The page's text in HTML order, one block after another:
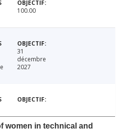
100.00
31
décembre
2027
women in technical and